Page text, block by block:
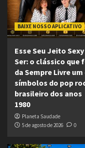
BAIXE NOSSO APLICATIVO
Esse Seu Jeito
Ser: o clássico que
da Sempre Livre um
símbolos do pop
brasileiro dos anos
1980
Planeta Saudade
5 de agosto de 2026
0